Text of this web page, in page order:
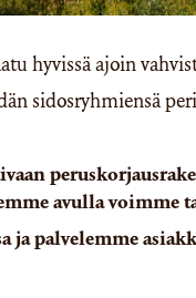
hyvissä ajoin
sidosryhmiensä
avulla voimme
ja palvelemme